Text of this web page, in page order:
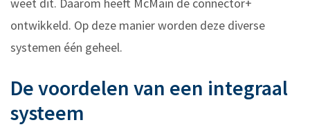
weet dit. Daarom heeft McMain de connector+
ontwikkeld. Op deze manier worden deze diverse
systemen één geheel.
De voordelen van een integraal
systeem